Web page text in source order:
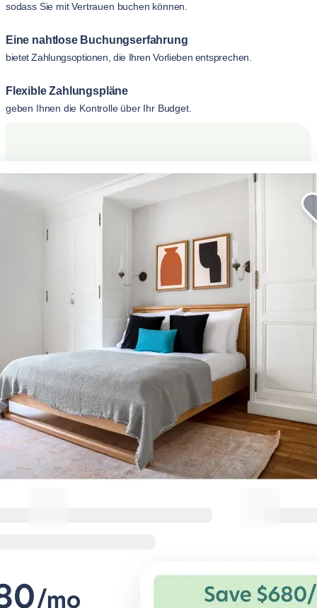
sodass Sie mit Vertrauen buchen können.
Eine nahtlose Buchungserfahrung
bietet Zahlungsoptionen, die Ihren Vorlieben entsprechen.
Flexible Zahlungspläne
geben Ihnen die Kontrolle über Ihr Budget.
Machen Sie Ihren Aufenthalt in
Second Al Sheikh Zayed
unvergesslich
Arbeiten Sie hart, wohnen Sie
komfortabel
In